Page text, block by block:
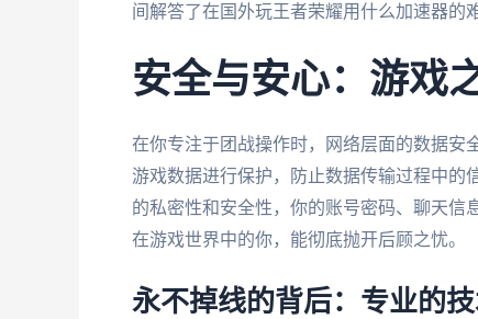
间解答了在国外玩王者荣耀用什么加速器的
安全与安心：游戏
在你专注于团战操作时，网络层面的数据安
游戏数据进行保护，防止数据传输过程中的
的私密性和安全性，你的账号密码、聊天信
在游戏世界中的你，能彻底抛开后顾之忧。
永不掉线的背后：专业的